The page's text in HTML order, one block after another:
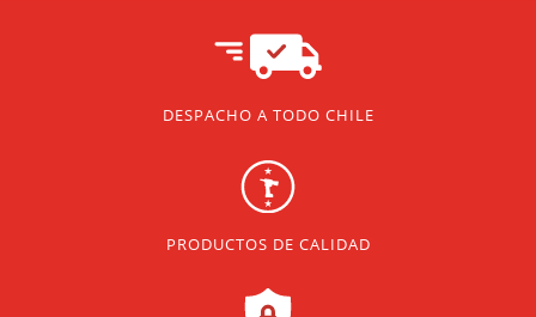
DESPACHO A TODO CHILE
PRODUCTOS DE CALIDAD